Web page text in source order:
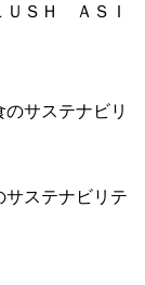
ＵＳＨ ＡＳＩ
サステナビリテ